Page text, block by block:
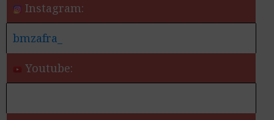
Instagram:
bmzafra_
Youtube: